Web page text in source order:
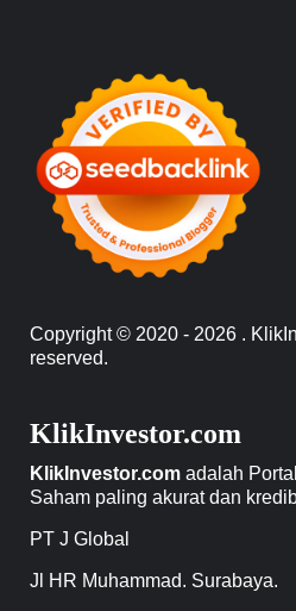
Copyright © 2020 - 2026 .
reserved.
KlikInvestor.com
KlikInvestor.com adalah
Saham paling akurat dan
PT J Global
Jl HR Muhammad. Surabaya.